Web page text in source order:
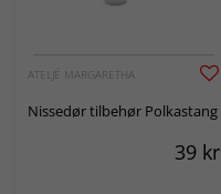
ATELJÉ MARGARETHA
Nissedør tilbehør Polkastang
39 kr